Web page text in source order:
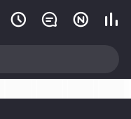
   